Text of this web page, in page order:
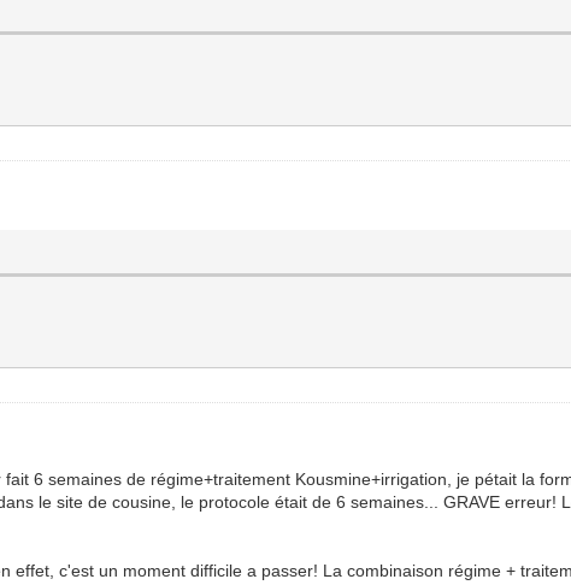
6 semaines de régime+traitement Kousmine+irrigation, je pétait la
le site de cousine, le protocole était de 6 semaines... GRAVE erreur!
effet, c'est un moment difficile a passer! La combinaison régime +